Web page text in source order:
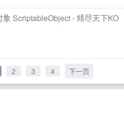
ScriptableObject - 倾尽天下KO
2 3 4 下一页